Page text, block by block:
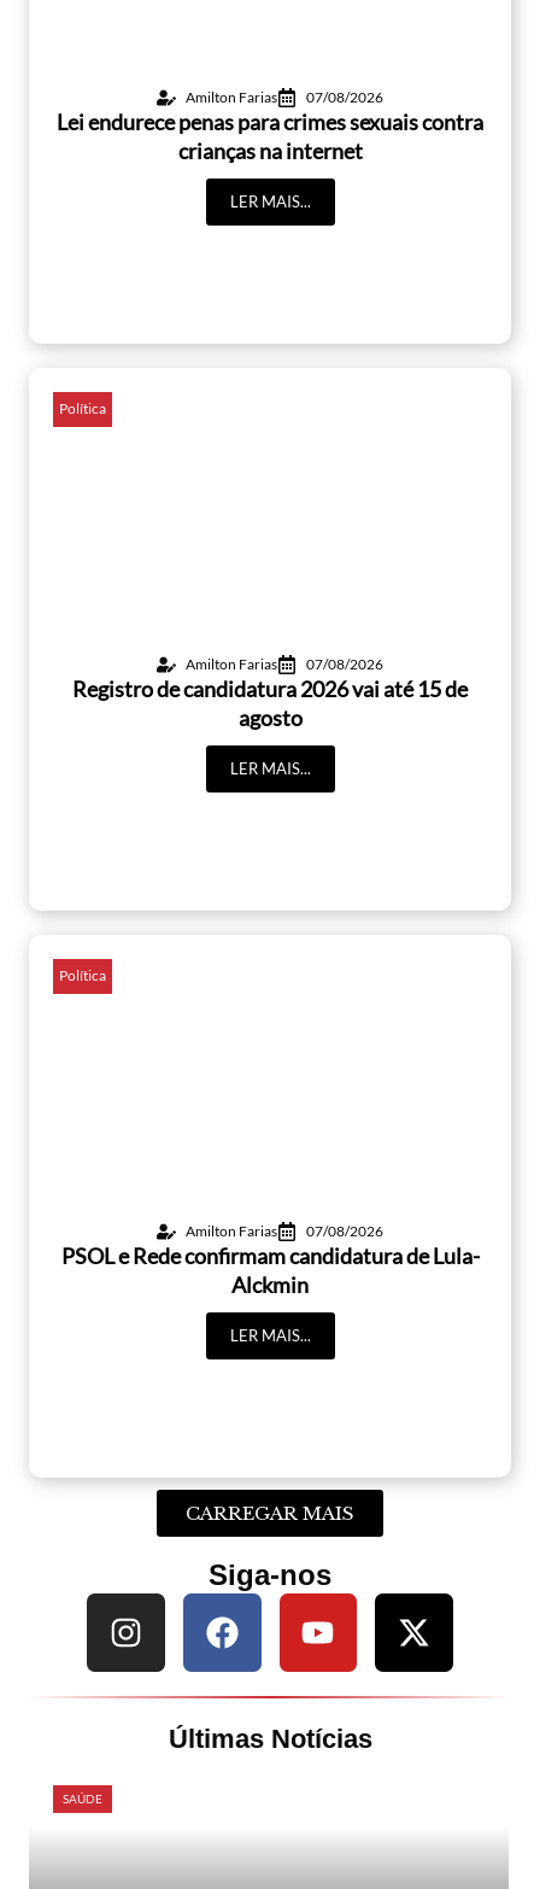
Amilton Farias 07/08/2026
Lei endurece penas para crimes sexuais contra
crianças na internet
LER MAIS...
Política
Amilton Farias 07/08/2026
Registro de candidatura 2026 vai até 15 de
agosto
LER MAIS...
Política
Amilton Farias 07/08/2026
PSOL e Rede confirmam candidatura de Lula-
Alckmin
LER MAIS...
CARREGAR MAIS
Siga-nos
Últimas Notícias
SAÚDE